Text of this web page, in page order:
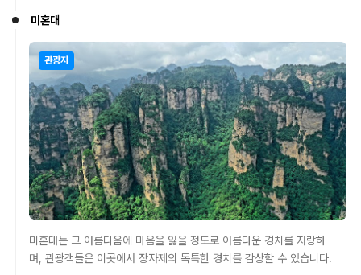
미혼대
관광지
미혼대는 그 아름다움에 마음을 잃을 정도로 아름다운 경치를 자랑하
며, 관광객들은 이곳에서 장자제의 독특한 경치를 감상할 수 있습니다.